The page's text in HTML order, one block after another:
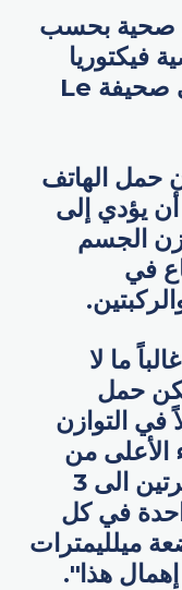
صحية بحسب
فيكتوريا
تشايكوفسكي في حديث إلى صحيفة Le
حمل الهاتف
يؤدي إلى
الجسم
في
ما لا
حمل
في التوازن
من
الجسم. لكن إذا ركضنا من مرتين الى 3
في كل
ميلليمترات
هذا".